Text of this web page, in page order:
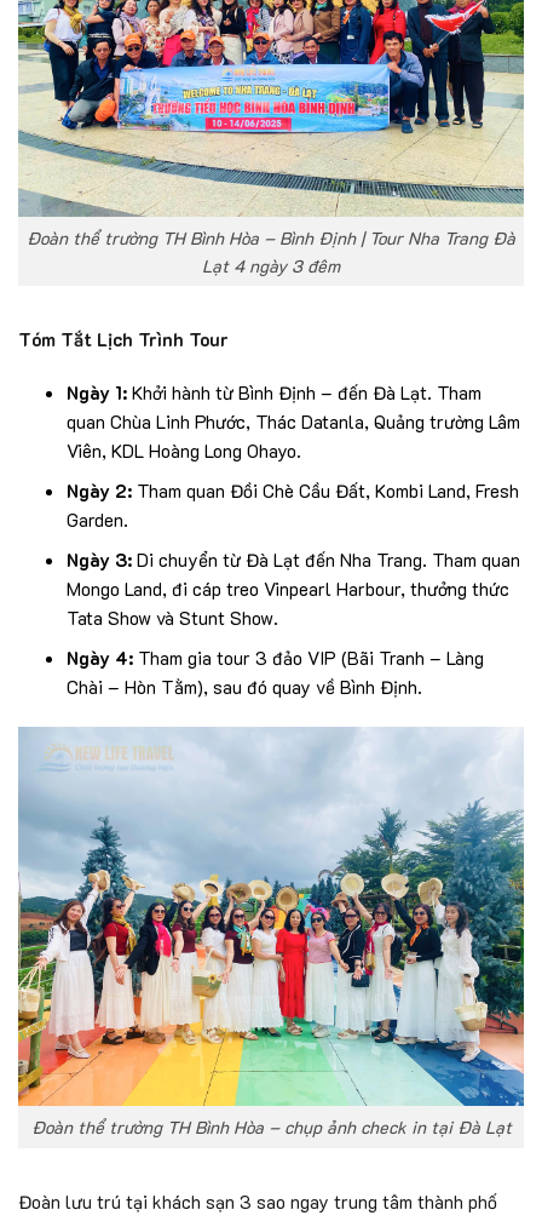
Đoàn thể trường TH Bình Hòa – Bình Định | Tour Nha Trang Đà
Lạt 4 ngày 3 đêm
Tóm Tắt Lịch Trình Tour
Ngày 1:Khởi hành từ Bình Định – đến Đà Lạt. Tham
quan Chùa Linh Phước, Thác Datanla, Quảng trường Lâm
Viên, KDL Hoàng Long Ohayo.
Ngày 2:Tham quan Đồi Chè Cầu Đất, Kombi Land, Fresh
Garden.
Ngày 3:Di chuyển từ Đà Lạt đến Nha Trang. Tham quan
Mongo Land, đi cáp treo Vinpearl Harbour, thưởng thức
Tata Show và Stunt Show.
Ngày 4:Tham gia tour 3 đảo VIP (Bãi Tranh – Làng
Chài – Hòn Tằm), sau đó quay về Bình Định.
Đoàn thể trường TH Bình Hòa – chụp ảnh check in tại Đà Lạt
Đoàn lưu trú tại khách sạn 3 sao ngay trung tâm thành phố